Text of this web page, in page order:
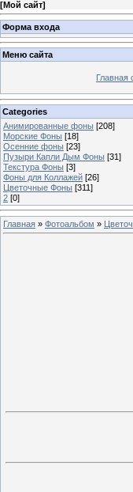
[Мой сайт]
Форма входа
Меню сайта
Главная
Categories
Анимированные фоны [208]
Морские Фоны [18]
Осенние фоны [23]
Пузыри Капли Дым Фоны [31]
Текстура Фоны [3]
Фоны для Коллажей [26]
Цветочные Фоны [311]
2 [0]
Главная » Фотоальбом »